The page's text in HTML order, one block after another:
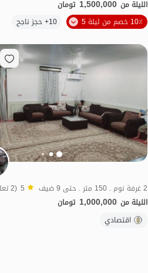
اقتصادي خاص طعام جيد
الليلة من 1,500,000 تومان
10٪ خصم من ليلة 5
10+ حجز ناجح
الموقع على الخريطة
منظر جميل
2 غرفة نوم . 150 متر . حتى 9 ضيف 5 (2 تعليق)
الليلة من 1,000,000 تومان
اقتصادي